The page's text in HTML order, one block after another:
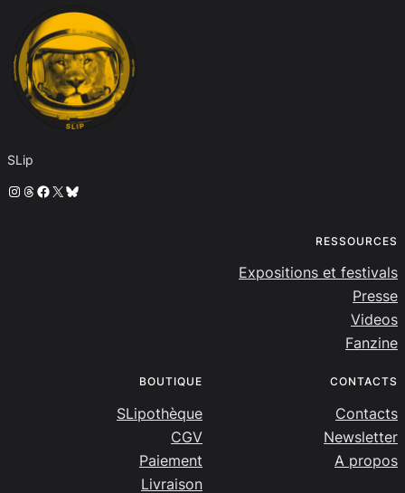
SLip
Instagram
Threads
Facebook
X Bluesky
RESSOURCES
Expositions et festivals
Presse
Videos
Fanzine
BOUTIQUE
SLipothèque
CGV
Paiement
Livraison
CONTACTS
Contacts
Newsletter
A propos